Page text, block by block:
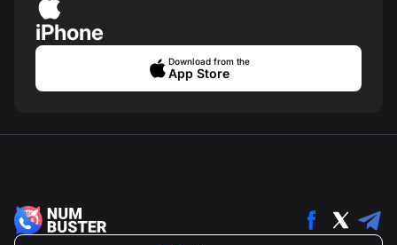
iPhone
Download from the
App Store